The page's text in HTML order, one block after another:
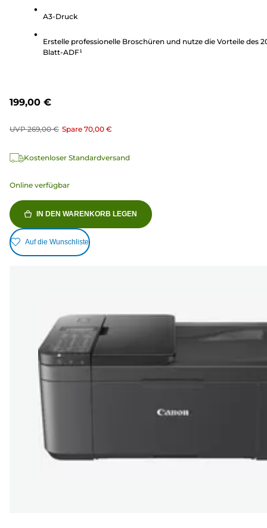
Bewertungen
A3-Druck
Erstelle professionelle Broschüren und nutze die Vorteile des
Blatt-ADF¹
199,00 €
UVP269,00 € Spare 70,00 €
Kostenloser Standardversand
Online verfügbar
IN DEN WARENKORB LEGEN
Auf die Wunschliste